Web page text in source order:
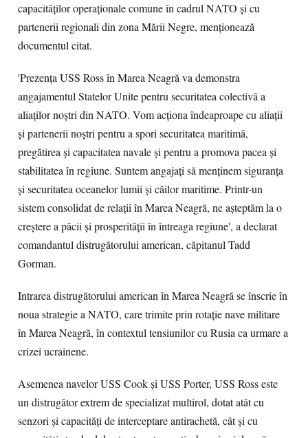
capacităților operaționale comune în cadrul NATO și cu
partenerii regionali din zona Mării Negre, menționează
documentul citat.
'Prezența USS Ross în Marea Neagră va demonstra
angajamentul Statelor Unite pentru securitatea colectivă a
aliaților noștri din NATO. Vom acționa îndeaproape cu aliații
și partenerii noștri pentru a spori securitatea maritimă,
pregătirea și capacitatea navale și pentru a promova pacea și
stabilitatea în regiune. Suntem angajați să menținem siguranța
și securitatea oceanelor lumii și căilor maritime. Printr-un
sistem consolidat de relații în Marea Neagră, ne așteptăm la o
creștere a păcii și prosperității în întreaga regiune', a declarat
comandantul distrugătorului american, căpitanul Tadd
Gorman.
Intrarea distrugătorului american în Marea Neagră se înscrie în
noua strategie a NATO, care trimite prin rotație nave militare
în Marea Neagră, în contextul tensiunilor cu Rusia ca urmare a
crizei ucrainene.
Asemenea navelor USS Cook și USS Porter, USS Ross este
un distrugător extrem de specializat multirol, dotat atât cu
senzori și capacități de interceptare antirachetă, cât și cu